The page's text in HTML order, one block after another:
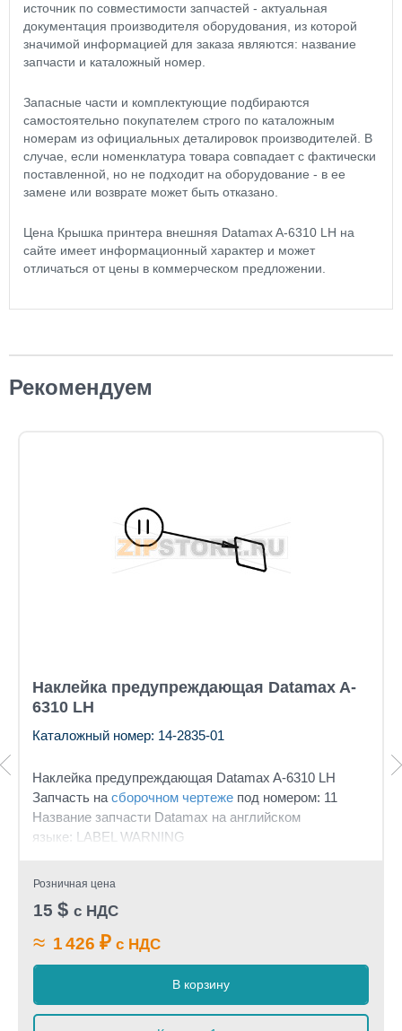
источник по совместимости запчастей - актуальная
документация производителя оборудования, из которой
значимой информацией для заказа являются: название
запчасти и каталожный номер.
Запасные части и комплектующие подбираются
самостоятельно покупателем строго по каталожным
номерам из официальных деталировок производителей. В
случае, если номенклатура товара совпадает с фактически
поставленной, но не подходит на оборудование - в ее
замене или возврате может быть отказано.
Цена Крышка принтера внешняя Datamax A-6310 LH на
сайте имеет информационный характер и может
отличаться от цены в коммерческом предложении.
Рекомендуем
Наклейка предупреждающая Datamax A-
6310 LH
Каталожный номер: 14-2835-01
Наклейка предупреждающая Datamax A-6310 LH
Запчасть на сборочном чертеже под номером: 11
Название запчасти Datamax на английском
языке: LABEL WARNING
Розничная цена
15 $ с НДС
≈ 1 426 ₽ с НДС
В корзину